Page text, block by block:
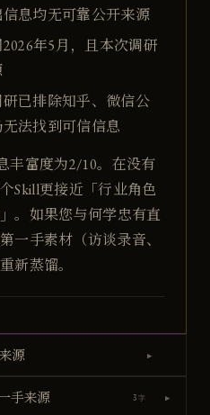
息均无可靠公开来源
年5月，且本次调研
研已排除知乎、微信公
法找到可信信息
丰富度为2/10。在没有
Skill更接近「行业角色
。如果您与何学忠有直
一手素材（访谈录音、
新蒸馏。
源 ▶
手来源 3字 ▶